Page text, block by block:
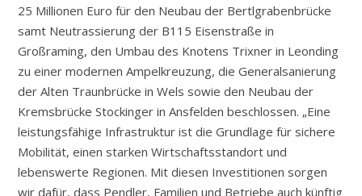
25 Millionen Euro für den Neubau der Bertlgrabenbrücke
samt Neutrassierung der B115 Eisenstraße in
Großraming, den Umbau des Knotens Trixner in Leonding
zu einer modernen Ampelkreuzung, die Generalsanierung
der Alten Traunbrücke in Wels sowie den Neubau der
Kremsbrücke Stockinger in Ansfelden beschlossen. „Eine
leistungsfähige Infrastruktur ist die Grundlage für sichere
Mobilität, einen starken Wirtschaftsstandort und
lebenswerte Regionen. Mit diesen Investitionen sorgen
wir dafür, dass Pendler, Familien und Betriebe auch künftig